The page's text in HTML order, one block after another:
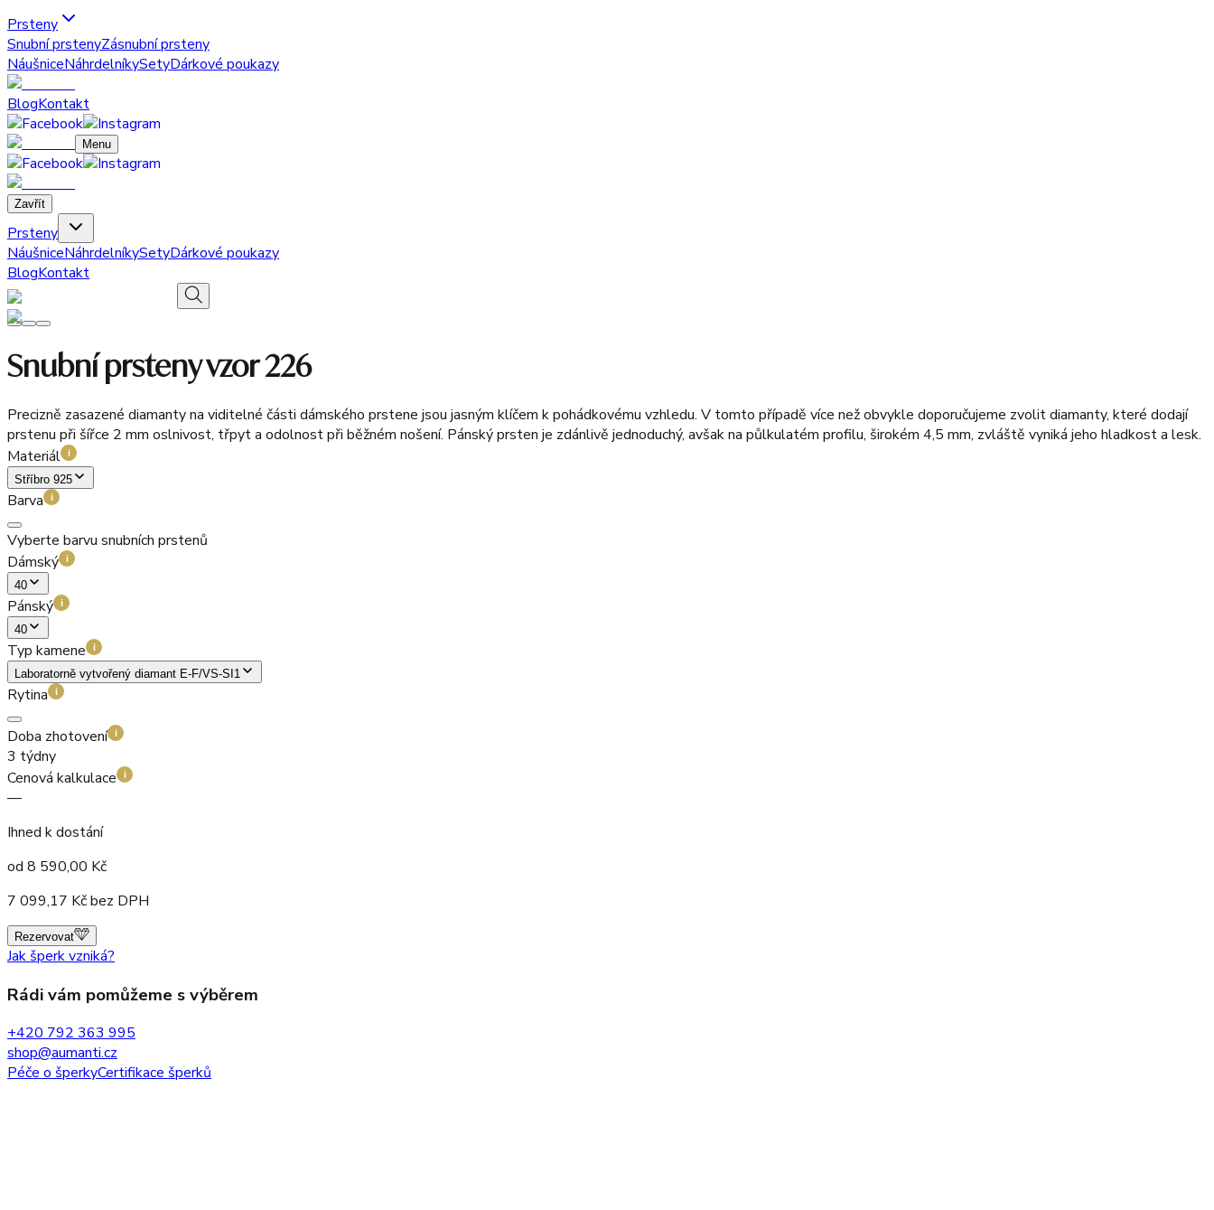
Prsteny
Snubní prstenyZásnubní prsteny
NáušniceNáhrdelníkySetyDárkové poukazy
BlogKontakt
Menu
Zavřít
Prsteny
NáušniceNáhrdelníkySetyDárkové poukazy
BlogKontakt
Snubní prsteny vzor 226
Precizně zasazené diamanty na viditelné části dámského prstene jsou jasným klíčem k pohádkovému vzhledu. V tomto případě více než obvykle doporučujeme zvolit diamanty, které dodají
prstenu při šířce 2 mm oslnivost, třpyt a odolnost při běžném nošení. Pánský prsten je zdánlivě jednoduchý, avšak na půlkulatém profilu, širokém 4,5 mm, zvláště vyniká jeho hladkost a lesk.
Materiál
i
Stříbro 925
Barva i
Vyberte barvu snubních prstenů
Dámský
i
40
Pánský i
40
Typ kamene i
Laboratorně vytvořený diamant E-F/VS-SI1
Rytina i
Doba zhotovení i
3 týdny
Cenová kalkulace
i
—
Ihned k dostání
od 8 590,00 Kč
7 099,17 Kč bez DPH
Rezervovat
Jak šperk vzniká?
Rádi vám pomůžeme s výběrem
+420 792 363 995
shop@aumanti.cz
Péče o šperkyCertifikace šperků